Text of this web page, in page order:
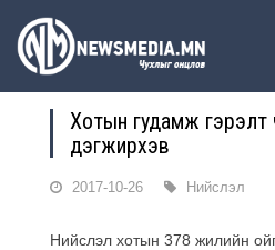
Хотын гудамж гэрэлт
дэгжирхэв
2017-10-26 Нийслэл
Нийслэл хотын 378 жилийн